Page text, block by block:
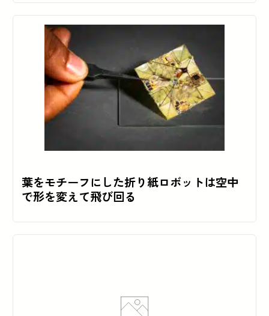
葉をモチーフにした折り紙ロボットは空中
で形を変えて飛び回る